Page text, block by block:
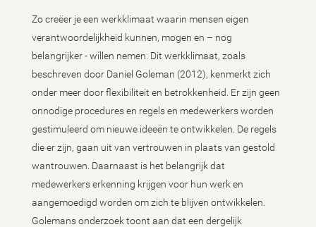
Zo creëer je een werkklimaat waarin mensen eigen
verantwoordelijkheid kunnen, mogen en – nog
belangrijker - wíllen nemen. Dit werkklimaat, zoals
beschreven door Daniel Goleman (2012), kenmerkt zich
onder meer door flexibiliteit en betrokkenheid. Er zijn geen
onnodige procedures en regels en medewerkers worden
gestimuleerd om nieuwe ideeën te ontwikkelen. De regels
die er zijn, gaan uit van vertrouwen in plaats van gestold
wantrouwen. Daarnaast is het belangrijk dat
medewerkers erkenning krijgen voor hun werk en
aangemoedigd worden om zich te blijven ontwikkelen.
Golemans onderzoek toont aan dat een dergelijk